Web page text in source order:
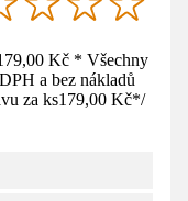
Kč * Všechny
a bez nákladů
za ks179,00 Kč*/